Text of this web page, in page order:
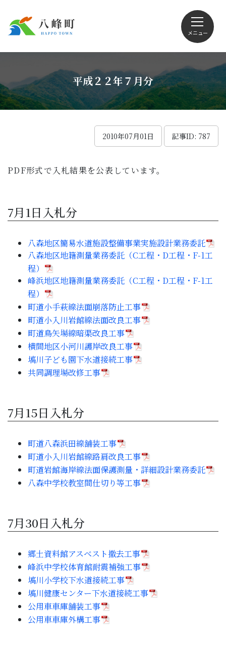
メニュー
Foreign language
くらしの情報
移住・定住
ビジネス・産業
行政情報
平成２２年７月分
2010年07月01日 記事ID: 787
PDF形式で入札結果を公表しています。
7月1日入札分
八森地区簡易水道施設整備事業実施設計業務委託
八森地区地籍測量業務委託（C工程・D工程・F-1工
程）
峰浜地区地籍測量業務委託（C工程・D工程・F-1工
程）
町道小手萩線法面崩落防止工事
町道小入川岩館線法面改良工事
町道鳥矢場線暗渠改良工事
横間地区小河川護岸改良工事
塙川子ども園下水道接続工事
共同調理場改修工事
7月15日入札分
町道八森浜田線舗装工事
町道小入川岩館線路肩改良工事
町道岩館海岸線法面保護測量・詳細設計業務委託
八森中学校教室間仕切り等工事
7月30日入札分
郷土資料館アスベスト撤去工事
峰浜中学校体育館耐震補強工事
塙川小学校下水道接続工事
塙川健康センター下水道接続工事
公用車車庫舗装工事
公用車車庫外構工事